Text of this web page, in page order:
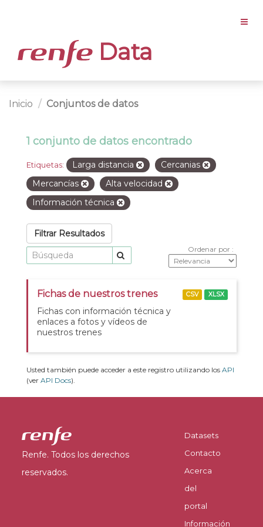
Data
Inicio Conjuntos de datos
1 conjunto de datos encontrado
Etiquetas: Larga distancia
Cercanias
Mercancías
Alta velocidad
Información técnica
Filtrar Resultados
Ordenar por
Fichas de nuestros trenes
Fichas con información técnica y
enlaces a fotos y vídeos de
nuestros trenes
CSV XLSX
Usted también puede acceder a este registro utilizando los API
(ver API Docs).
Renfe. Todos los derechos
reservados.
Datasets
Contacto
Acerca
del
portal
Información